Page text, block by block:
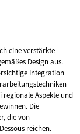
eine verstärkte
Design aus.
Integration
Aspekte und
Die
die von
reichen.